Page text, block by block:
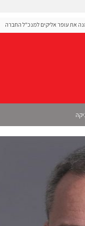
עופר אליקים למנכ"ל החברה